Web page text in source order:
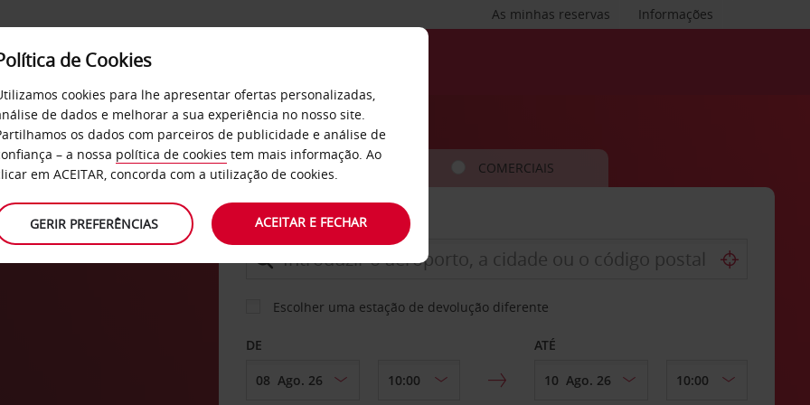
Informações
As minhas reservas
SERVIÇOS EMPRESAS
CARRO COMERCIAIS
LEVANTAR EM
Escolher uma estação de devolução diferente
DE ATÉ
de Cookies
cookies para lhe apresentar ofertas personalizadas,
de dados e melhorar a sua experiência no nosso site.
os dados com parceiros de publicidade e análise de
– a nossa política de cookies tem mais informação. Ao
em ACEITAR, concorda com a utilização de cookies.
GERIR PREFERÊNCIAS ACEITAR E FECHAR